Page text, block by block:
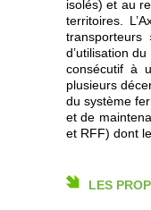
isolés) et au
territoires.
d’utilisation
consécutif à
plusieurs
du système
et de
et RFF) dont
LES